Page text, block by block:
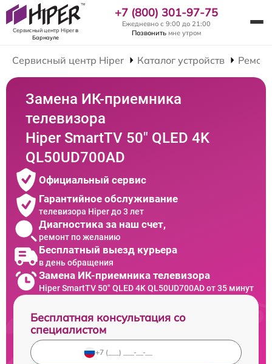
Сервисный центр Hiperв
Барнауле
+7 (800) 301-97-75
Ежедневно с 9:00 до 21:00
Позвонить мне утром
Сервисный центр Hiper Каталог устройств
Замена ИК-приемника
телевизора
Hiper SmartTV 50" QLED 4K
QL50UD700AD
Официальный сервис
Гарантийное обслуживание
телевизора Hiper до 3 лет
Диагностика за наш счет,
ремонт по желанию
Бесплатный выезд курьера
в день обращения
Замена ИК-приемника телевизора
Hiper SmartTV 50" QLED 4K QL50UD700AD от 35 минут
Бесплатная консультация со
специалистом